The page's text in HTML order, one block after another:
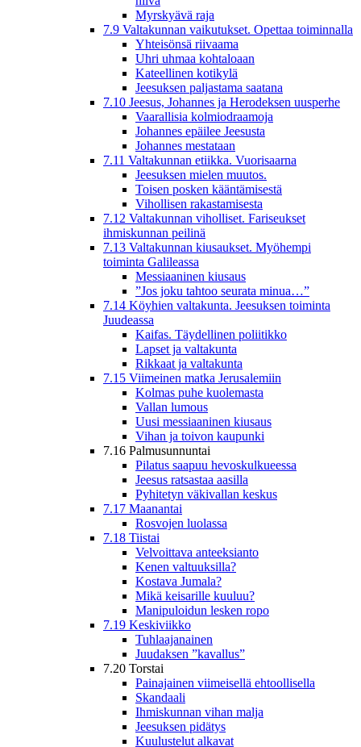
Myrskyävä raja
7.9 Valtakunnan vaikutukset. Opettaa toiminnalla
Yhteisönsä riivaama
Uhri uhmaa kohtaloaan
Kateellinen kotikylä
Jeesuksen paljastama saatana
7.10 Jeesus, Johannes ja Herodeksen uusperhe
Vaarallisia kolmiodraamoja
Johannes epäilee Jeesusta
Johannes mestataan
7.11 Valtakunnan etiikka. Vuorisaarna
Jeesuksen mielen muutos.
Toisen posken kääntämisestä
Vihollisen rakastamisesta
7.12 Valtakunnan viholliset. Fariseukset
ihmiskunnan peilinä
7.13 Valtakunnan kiusaukset. Myöhempi
toiminta Galileassa
Messiaaninen kiusaus
”Jos joku tahtoo seurata minua…”
7.14 Köyhien valtakunta. Jeesuksen toiminta
Juudeassa
Kaifas. Täydellinen poliitikko
Lapset ja valtakunta
Rikkaat ja valtakunta
7.15 Viimeinen matka Jerusalemiin
Kolmas puhe kuolemasta
Vallan lumous
Uusi messiaaninen kiusaus
Vihan ja toivon kaupunki
7.16 Palmusunnuntai
Pilatus saapuu hevoskulkueessa
Jeesus ratsastaa aasilla
Pyhitetyn väkivallan keskus
7.17 Maanantai
Rosvojen luolassa
7.18 Tiistai
Velvoittava anteeksianto
Kenen valtuuksilla?
Kostava Jumala?
Mikä keisarille kuuluu?
Manipuloidun lesken ropo
7.19 Keskiviikko
Tuhlaajanainen
Juudaksen ”kavallus”
7.20 Torstai
Painajainen viimeisellä ehtoollisella
Skandaali
Ihmiskunnan vihan malja
Jeesuksen pidätys
Kuulustelut alkavat